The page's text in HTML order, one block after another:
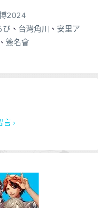
2024
び、 台灣角川 、 安里ア
、 簽名會
›